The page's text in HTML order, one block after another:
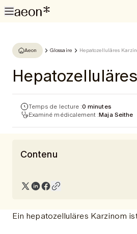
Aeon Glossaire Hepatozelluläres
Temps de lecture :0 minutes
Examiné médicalement :Maja Seithe
Contenu
Ein hepatozelluläres Karzinom